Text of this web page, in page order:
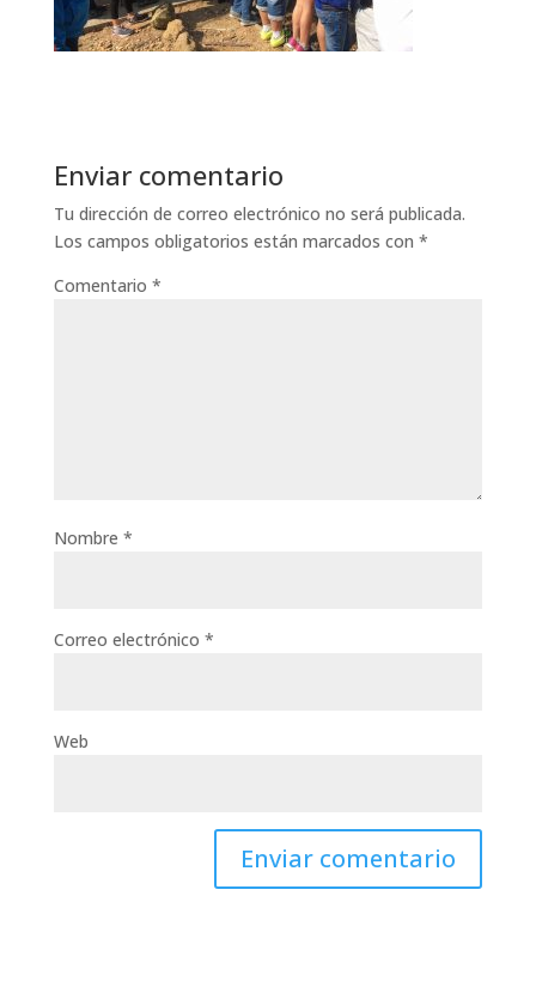
Enviar comentario
Tu dirección de correo electrónico no será publicada.
Los campos obligatorios están marcados con *
Comentario *
Nombre *
Correo electrónico *
Web